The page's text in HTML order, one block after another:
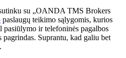
su „OANDA TMS Brokers
paslaugų teikimo sąlygomis, kurios
ir telefoninės pagalbos
Suprantu, kad galiu bet